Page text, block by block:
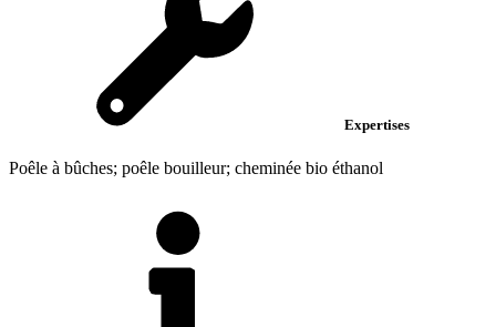
Expertises
Poêle à bûches; poêle bouilleur; cheminée bio éthanol